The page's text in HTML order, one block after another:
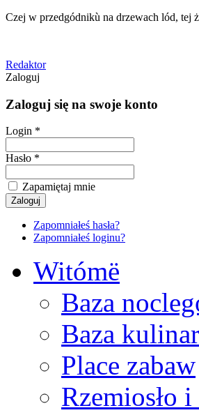
Czej w przedgódnikù na drzewach lód, tej
Redaktor
Zaloguj
Zaloguj się na swoje konto
Login *
Hasło *
Zapamiętaj mnie
Zapomniałeś hasła?
Zapomniałeś loginu?
Witómë
Baza
Baza
Place zabaw
Rzemiosło